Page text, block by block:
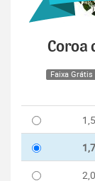
Coroa
Faixa Grátis